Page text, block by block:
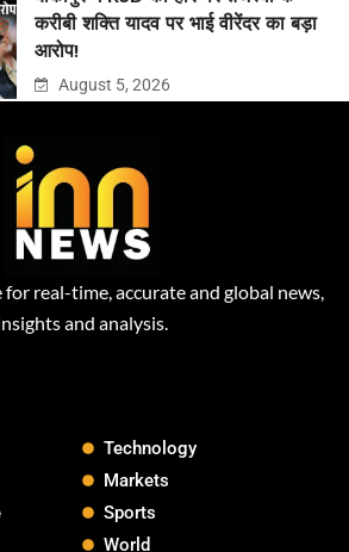
करीबी शक्ति यादव पर भाई वीरेंदर का बड़ा
आरोप!
August 5, 2026
real-time, accurate and global news,
and analysis.
Technology
Markets
Sports
World